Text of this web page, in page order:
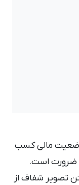
وضعیت مالی کسب‌
ضرورت است.
تصویر شفاف از